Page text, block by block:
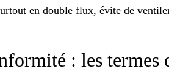
en double flux, évite de
: les termes